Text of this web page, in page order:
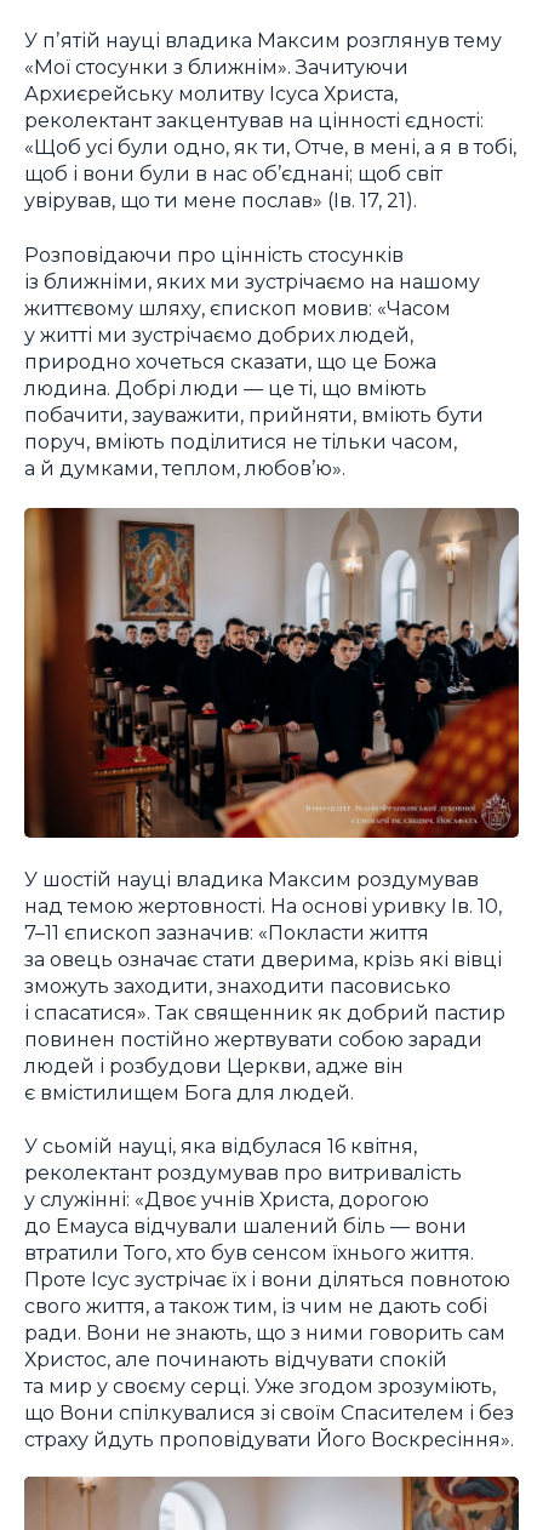
У пʼятій науці владика Максим розглянув тему
«Мої стосунки з ближнім». Зачитуючи
Архиєрейську молитву Ісуса Христа,
реколектант закцентував на цінності єдності:
«Щоб усі були одно, як ти, Отче, в мені, а я в тобі,
щоб і вони були в нас об’єднані; щоб світ
увірував, що ти мене послав» (Ів. 17, 21).
Розповідаючи про цінність стосунків
із ближніми, яких ми зустрічаємо на нашому
життєвому шляху, єпископ мовив: «Часом
у житті ми зустрічаємо добрих людей,
природно хочеться сказати, що це Божа
людина. Добрі люди — це ті, що вміють
побачити, зауважити, прийняти, вміють бути
поруч, вміють поділитися не тільки часом,
а й думками, теплом, любов’ю».
У шостій науці владика Максим роздумував
над темою жертовності. На основі уривку Ів. 10,
7–11 єпископ зазначив: «Покласти життя
за овець означає стати дверима, крізь які вівці
зможуть заходити, знаходити пасовисько
і спасатися». Так священник як добрий пастир
повинен постійно жертвувати собою заради
людей і розбудови Церкви, адже він
є вмістилищем Бога для людей.
У сьомій науці, яка відбулася 16 квітня,
реколектант роздумував про витривалість
у служінні: «Двоє учнів Христа, дорогою
до Емауса відчували шалений біль — вони
втратили Того, хто був сенсом їхнього життя.
Проте Ісус зустрічає їх і вони діляться повнотою
свого життя, а також тим, із чим не дають собі
ради. Вони не знають, що з ними говорить сам
Христос, але починають відчувати спокій
та мир у своєму серці. Уже згодом зрозуміють,
що Вони спілкувалися зі своїм Спасителем і без
страху йдуть проповідувати Його Воскресіння».